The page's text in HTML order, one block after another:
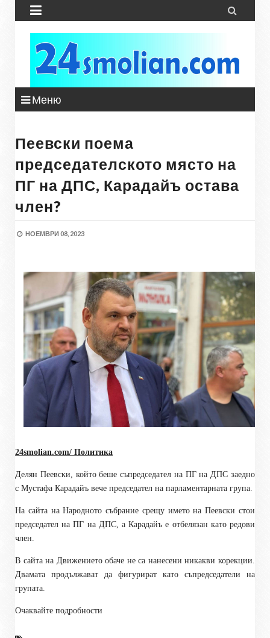
 
Меню
Пеевски поема
председателското място на
ПГ на ДПС, Карадайъ остава
член?
НОЕМВРИ 08, 2023
24smolian.com/ Политика
Делян Пеевски, който беше съпредседател на ПГнаДПС заедно
с Мустафа Карадайъ вече председател на парламентарната група.
На сайта на Народното събрание срещу името на Пеевски стои
председател на ПГ на ДПС, а Карадайъ е отбелязан като редови
член.
В сайта на Движението обаче не са нанесени никакви корекции.
Двамата продължават да фигурират като съпредседатели на
групата.
Очаквайте подробности